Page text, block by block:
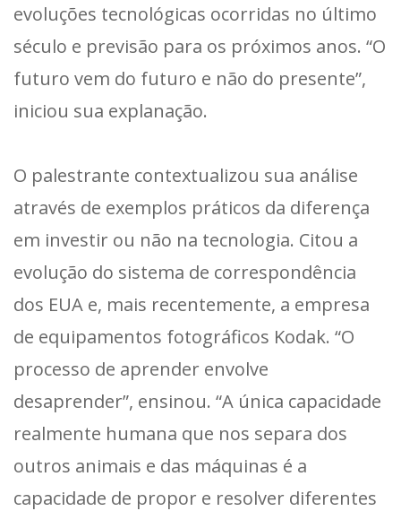
evoluções tecnológicas ocorridas no último
século e previsão para os próximos anos. “O
futuro vem do futuro e não do presente”,
iniciou sua explanação.
O palestrante contextualizou sua análise
através de exemplos práticos da diferença
em investir ou não na tecnologia. Citou a
evolução do sistema de correspondência
dos EUA e, mais recentemente, a empresa
de equipamentos fotográficos Kodak. “O
processo de aprender envolve
desaprender”, ensinou. “A única capacidade
realmente humana que nos separa dos
outros animais e das máquinas é a
capacidade de propor e resolver diferentes